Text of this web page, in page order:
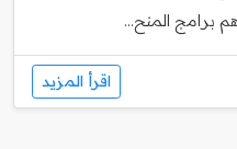
اقرأ المزيد